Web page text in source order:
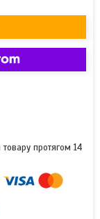
протягом 14